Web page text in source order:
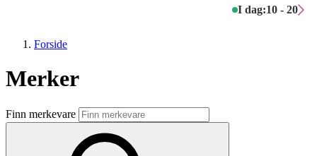
I dag:10 - 20
Butikker
Mat og drikke
Forside
Merker
Finn merkevare